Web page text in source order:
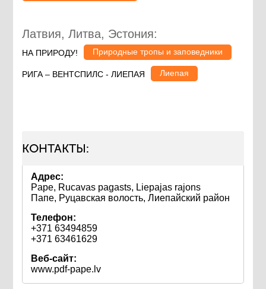
Латвия, Литва, Эстония:
НА ПРИРОДУ! Природные тропы и заповедники
РИГА – ВЕНТСПИЛС - ЛИЕПАЯ Лиепая
КОНТАКТЫ:
Адрес:
Pape, Rucavas pagasts, Liepajas rajons
Папе, Руцавская волость, Лиепайский район
Телефон:
+371 63494859
+371 63461629
Веб-сайт:
www.pdf-pape.lv